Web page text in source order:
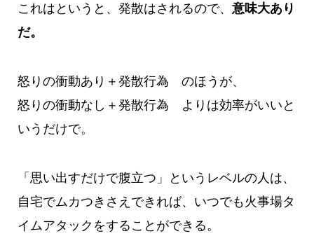
これはというと、発散はされるので、 意味大あり
だ。
怒りの衝動あり＋発散行為 のほうが、
怒りの衝動なし＋発散行為 よりは効率がいいと
いうだけで。
「思い出すだけで腹立つ」というレベルの人は、
自宅でムカつきさえできれば、いつでも火事場タ
イムアタックをすることができる。